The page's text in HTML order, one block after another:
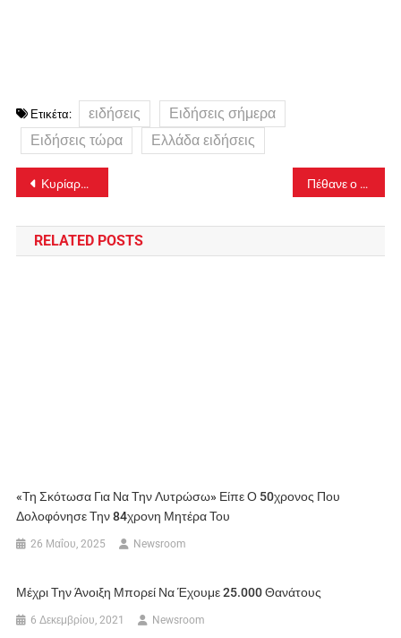
Ετικέτα: ειδήσεις
Ειδήσεις σήμερα
Ειδήσεις τώρα
Ελλάδα ειδήσεις
Πλοήγηση
άρθρων
Κυρίαρχος ο Μίλτος Τεντόγλου με άλμα στα 8,39 μ. στο Piraeus Street Long Jump 2026 Πέθανε ο ηθοποιός Μιχάλης Μόσιος – Ο αγαπημένος «Ταμτάκος» του ελληνικού κινηματογράφου
RELATED POSTS
«Τη Σκότωσα Για Να Την Λυτρώσω» Είπε Ο 50χρονος Που
Δολοφόνησε Την 84χρονη Μητέρα Του
26 Μαΐου, 2025 Newsroom
Μέχρι Την Άνοιξη Μπορεί Να Έχουμε 25.000 Θανάτους
6 Δεκεμβρίου, 2021 Newsroom